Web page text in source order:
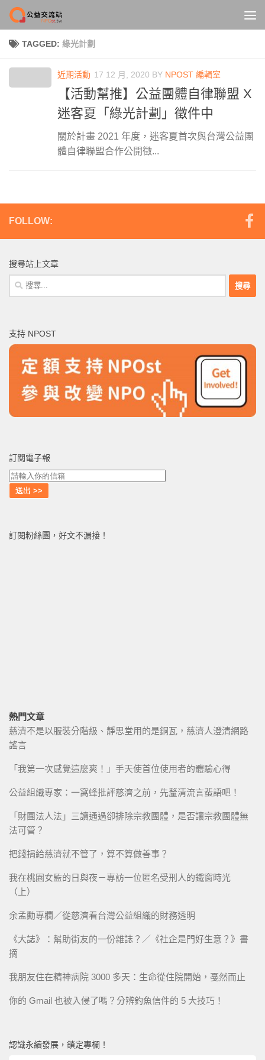
Skip to content
TAGGED: 綠光計劃
近期活動 17 12 月, 2020 BY NPOST 編輯室
【活動幫推】公益團體自律聯盟 X
迷客夏「綠光計劃」徵件中
關於計畫 2021 年度，迷客夏首次與台灣公益團
體自律聯盟合作公開徵...
FOLLOW:
搜尋站上文章
搜
尋
字:
支持 NPOST
訂閱電子報
訂閱粉絲團，好文不漏接！
熱門文章
慈濟不是以服裝分階級、靜思堂用的是銅瓦，慈濟人澄清網路
謠言
「我第一次感覺這麼爽！」手天使首位使用者的體驗心得
公益組織專家：一窩蜂批評慈濟之前，先釐清流言蜚語吧！
「財團法人法」三讀通過卻排除宗教團體，是否讓宗教團體無
法可管？
把錢捐給慈濟就不管了，算不算做善事？
我在桃園女監的日與夜－專訪一位匿名受刑人的鐵窗時光
（上）
余孟勳專欄／從慈濟看台灣公益組織的財務透明
《大誌》：幫助街友的一份雜誌？／《社企是門好生意？》書
摘
我朋友住在精神病院 3000 多天：生命從住院開始，戞然而止
你的 Gmail 也被入侵了嗎？分辨釣魚信件的 5 大技巧！
認識永續發展，鎖定專欄！